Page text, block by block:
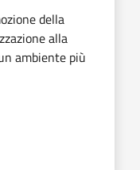
della
alla
ambiente più